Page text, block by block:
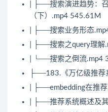
| ├──搜索演进趋势：
（下）.mp4 545.61M
| ├──搜索业务形态
| ├──搜索之query理解
| └──搜索之倒流.mp4
├──183.《万亿级推荐
| ├──embedding在推
| ├──推荐系统概述及